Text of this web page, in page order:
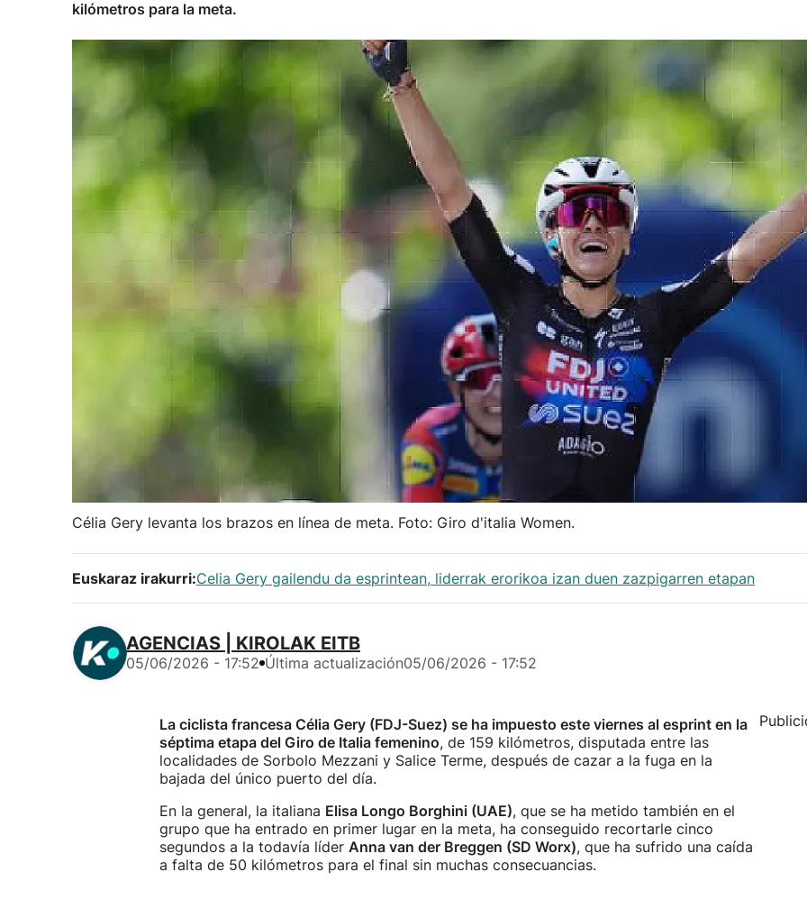
kilómetros para la meta.
Célia Gery levanta los brazos en línea de meta. Foto: Giro d'italia Women.
Euskaraz irakurri:Celia Gery gailendu da esprintean, liderrak erorikoa izan duen zazpigarren etapan
AGENCIAS | KIROLAK EITB
05/06/2026 - 17:52 Última actualización05/06/2026 - 17:52
La ciclista francesa Célia Gery (FDJ-Suez) se ha impuesto este viernes al esprint en la
séptima etapa del Giro de Italia femenino, de 159 kilómetros, disputada entre las
localidades de Sorbolo Mezzani y Salice Terme, después de cazar a la fuga en la
bajada del único puerto del día.
En la general, la italiana Elisa Longo Borghini (UAE), que se ha metido también en el
grupo que ha entrado en primer lugar en la meta, ha conseguido recortarle cinco
segundos a la todavía líder Anna van der Breggen (SD Worx), que ha sufrido una caída
a falta de 50 kilómetros para el final sin muchas consecuancias.